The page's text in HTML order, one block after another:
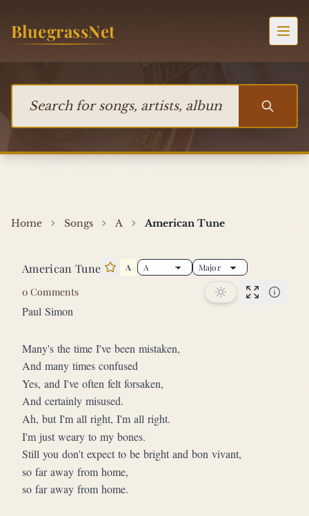
BluegrassNet
Home Songs A American Tune
American Tune Star this song
A
0 Comments
Paul Simon
Many's the time I've been mistaken,
And many times confused
Yes, and I've often felt forsaken,
And certainly misused.
Ah, but I'm all right, I'm all right.
I'm just weary to my bones.
Still you don't expect to be bright and bon vivant,
so far away from home,
so far away from home.